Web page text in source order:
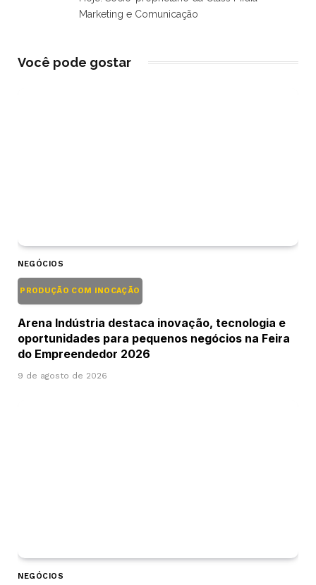
Marketing e Comunicação
Você pode gostar
NEGÓCIOS
PRODUÇÃO COM INOCAÇÃO
Arena Indústria destaca inovação, tecnologia e
oportunidades para pequenos negócios na Feira
do Empreendedor 2026
9 de agosto de 2026
NEGÓCIOS